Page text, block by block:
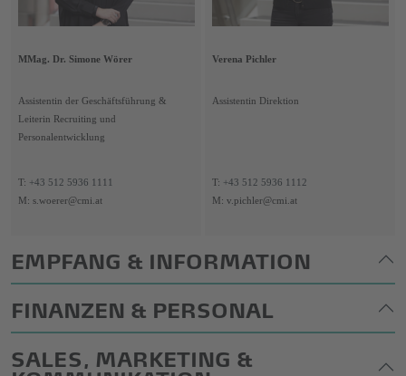
MMag. Dr. Simone Wörer
Assistentin der Geschäftsführung &
Leiterin Recruiting und
Personalentwicklung
T: +43 512 5936 1111
M: s.woerer@cmi.at
Verena Pichler
Assistentin Direktion
T: +43 512 5936 1112
M: v.pichler@cmi.at
EMPFANG & INFORMATION
FINANZEN & PERSONAL
SALES, MARKETING &